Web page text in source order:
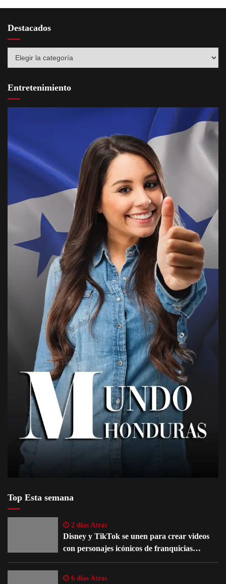
Destacados
Entretenimiento
Top Esta semana
2 días Atras
Disney y TikTok se unen para crear videos
con personajes icónicos de franquicias
famosas
6 días Atras